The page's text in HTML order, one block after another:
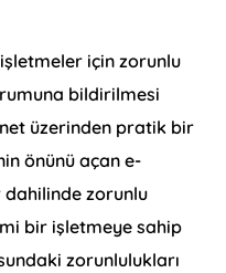
için zorunlu
bildirilmesi
üzerinden pratik bir
önünü açan e-
zorunlu
bir işletmeye sahip
zorunlulukları